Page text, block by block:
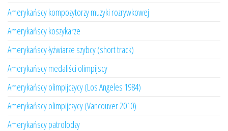
Amerykańscy kompozytorzy muzyki rozrywkowej
Amerykańscy koszykarze
Amerykańscy łyżwiarze szybcy (short track)
Amerykańscy medaliści olimpijscy
Amerykańscy olimpijczycy (Los Angeles 1984)
Amerykańscy olimpijczycy (Vancouver 2010)
Amerykańscy patrolodzy